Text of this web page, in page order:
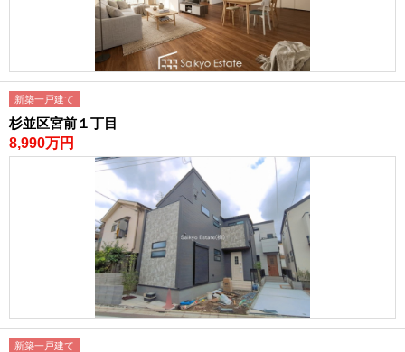
新築一戸建て
杉並区宮前１丁目
8,990万円
新築一戸建て